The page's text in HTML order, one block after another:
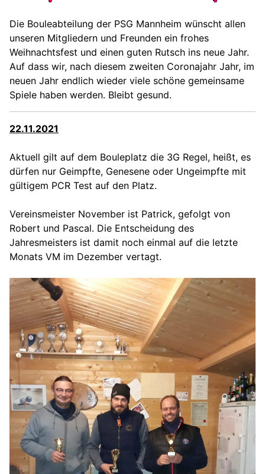
Die Bouleabteilung der PSG Mannheim wünscht allen
unseren Mitgliedern und Freunden ein frohes
Weihnachtsfest und einen guten Rutsch ins neue Jahr.
Auf dass wir, nach diesem zweiten Coronajahr Jahr, im
neuen Jahr endlich wieder viele schöne gemeinsame
Spiele haben werden. Bleibt gesund.
22.11.2021
Aktuell gilt auf dem Bouleplatz die 3G Regel, heißt, es
dürfen nur Geimpfte, Genesene oder Ungeimpfte mit
gültigem PCR Test auf den Platz.
Vereinsmeister November ist Patrick, gefolgt von
Robert und Pascal. Die Entscheidung des
Jahresmeisters ist damit noch einmal auf die letzte
Monats VM im Dezember vertagt.